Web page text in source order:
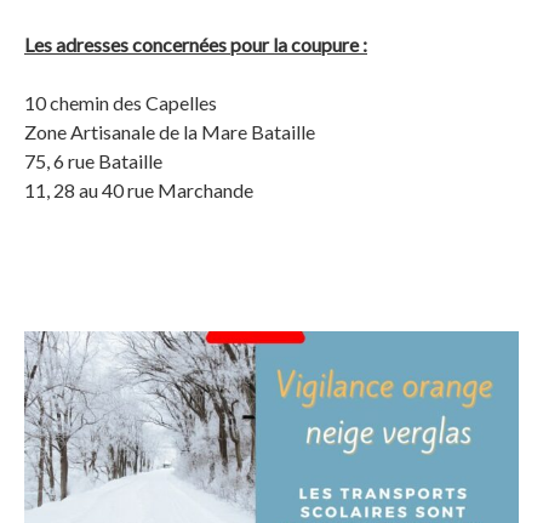
Les adresses concernées pour la coupure :
10 chemin des Capelles
Zone Artisanale de la Mare Bataille
75, 6 rue Bataille
11, 28 au 40 rue Marchande